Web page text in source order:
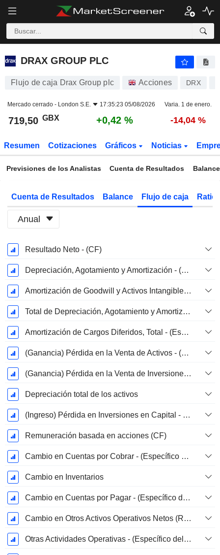
DRAX GROUP PLC
DRAX GROUP PLC
Flujo de caja Drax Group plc Acciones DRX
Mercado cerrado - London S.E. 17:35:23 05/08/2026 Varia. 1 de enero.
719,50 GBX +0,42 % -14,04 %
Resumen Cotizaciones Gráficos Noticias
Previsiones de los Analistas Cuenta de Resultados Balance
Cuenta de Resultados Balance Flujo de caja
Anual
Período
fiscal:
Diciembre
Resultado Neto - (CF)
Depreciación, Agotamiento y Amortización - (Específico de la Plantilla)
Amortización de Goodwill y Activos Intangibles - (CF)
Total de Depreciación, Agotamiento y Amortización - (Específico del Modelo)
Amortización de Cargos Diferidos, Total - (Específico del Modelo)
(Ganancia) Pérdida en la Venta de Activos - (CF)
(Ganancia) Pérdida en la Venta de Inversiones - (CF)
Depreciación total de los activos
(Ingreso) Pérdida en Inversiones en Capital - (CF)
Remuneración basada en acciones (CF)
Cambio en Cuentas por Cobrar - (Específico del Modelo)
Cambio en Inventarios
Cambio en Cuentas por Pagar - (Específico del Modelo)
Cambio en Otros Activos Operativos Netos (Recolectados)
Otras Actividades Operativas - (Específico del Modelo)